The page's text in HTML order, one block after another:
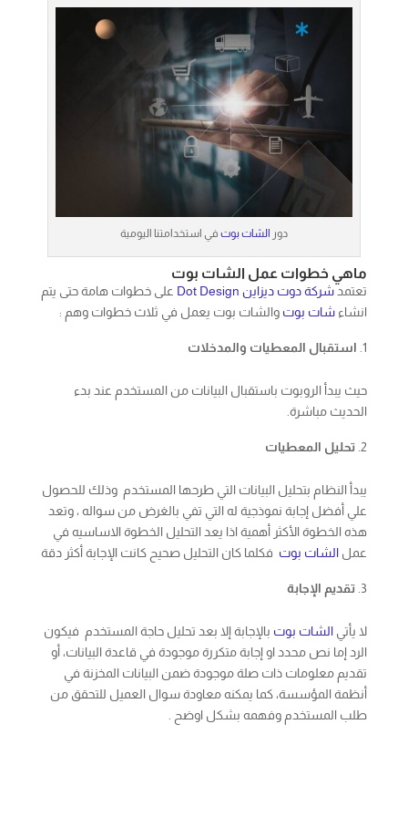
الشات بوت
ماهي خطوات عمل الشات بوت
انشاء
شات بوت والشات بوت يعمل في ثلاث خطوات وهم :
استقبال المعطيات والمدخلات
حيث يبدأ الروبوت باستقبال البيانات من المستخدم عند بدء
تحليل المعطيات
يبدأ النظام بتحليل البيانات التي طرحها المستخدم وذلك للحصول
هذه الخطوة الأكثر أهمية اذا يعد التحليل الخطوة الاساسيه في
عملالشات بوتفكلما كان التحليل صحيح كانت الإجابة أكثر دقة
تقديم الإجابة
لا يأتيالشات بوت
تقديم معلومات ذات صلة موجودة ضمن البيانات المخزنة في
أنظمة المؤسسة، كما يمكنه معاودة سوال العميل للتحقق من
طلب المستخدم وفهمه بشكل اوضح .